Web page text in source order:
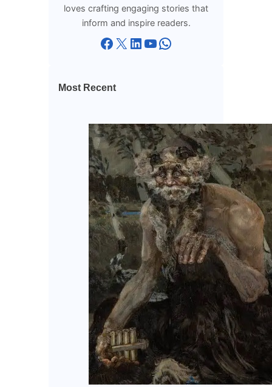
loves crafting engaging stories that
inform and inspire readers.
Facebook X LinkedIn YouTube WhatsApp
Most Recent